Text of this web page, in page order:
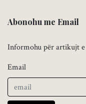
Abonohu me Email
Informohu për artikujt
Email